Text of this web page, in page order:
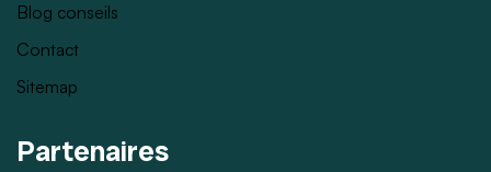
Blog conseils
Contact
Sitemap
Partenaires